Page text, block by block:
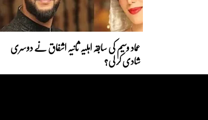
عماد وسیم کی سابقہ اہلیہ ثانیہ اشفاق نے دوسری
شادی کر لی؟